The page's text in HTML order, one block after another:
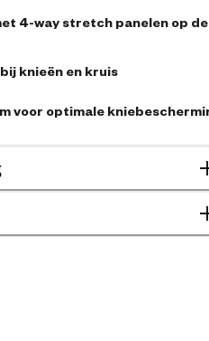
4-way stretch panelen op de
knieën en kruis
voor optimale